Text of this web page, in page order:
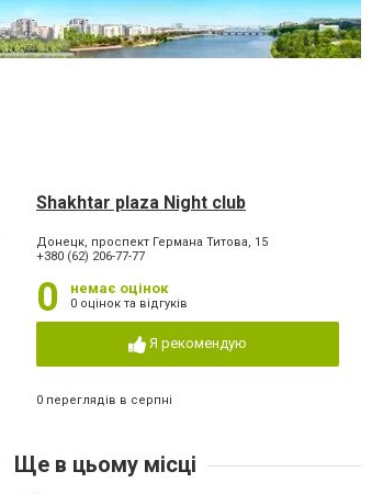
Shakhtar plaza Night club
Донецк, проспект Германа Титова, 15
+380 (62) 206-77-77
0 немає оцінок
0 оцінок та відгуків
Я рекомендую
0 переглядів в серпні
Ще в цьому місці